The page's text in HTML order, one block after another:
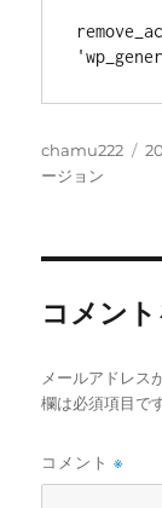
'
投
稿
chamu222
投
ージョン
コメン
メールアドレス
欄は必須項目で
コメント※